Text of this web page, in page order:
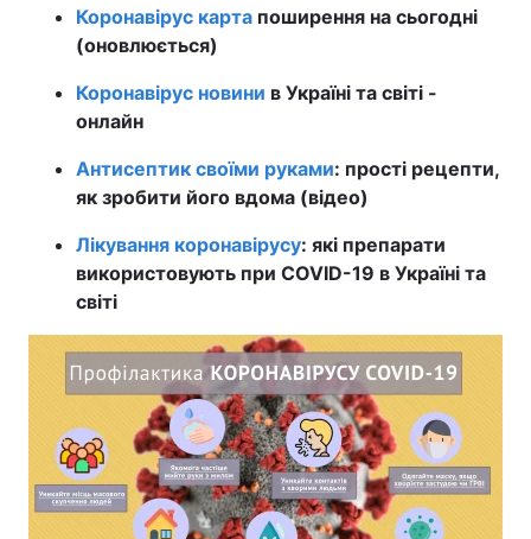
Коронавірус карта поширення на сьогодні
(оновлюється)
Коронавірус новини в Україні та світі -
онлайн
Антисептик своїми руками: прості рецепти,
як зробити його вдома (відео)
Лікування коронавірусу: які препарати
використовують при COVID-19 в Україні та
світі